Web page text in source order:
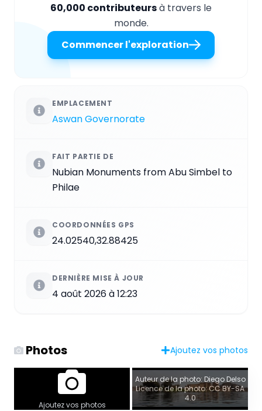
60,000 contributeursà travers le
monde.
Commencer l'exploration
EMPLACEMENT
Aswan Governorate
FAIT PARTIE DE
Nubian Monuments from Abu Simbel to
Philae
COORDONNÉES GPS
24.02540,32.88425
DERNIÈRE MISE À JOUR
4 août 2026 à 12:23
Photos Ajoutez vos photos
Ajoutez vos photos
Auteur de la photo: Diego Delso
Licence de la photo: CC BY-SA
4.0